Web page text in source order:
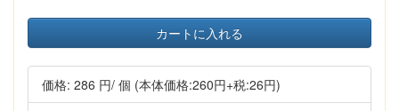
カートに入れる
価格: 286 円/ 個 (本体価格:260円+税:26円)